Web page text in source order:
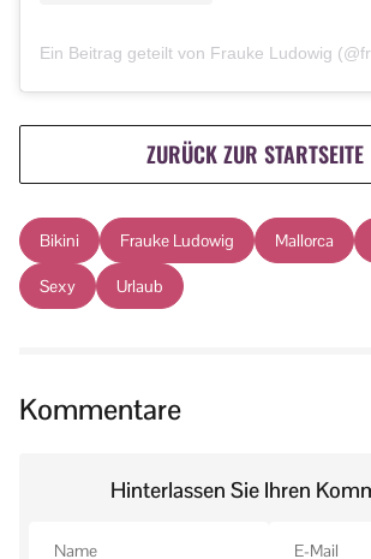
ZURÜCK ZUR
Bikini Frauke Ludowig Mallorca
Sexy Urlaub
Kommentare
Hinterlassen Sie Ihren